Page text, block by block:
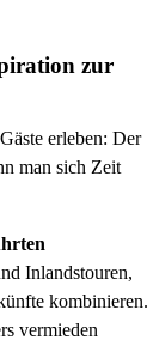
zur
erleben: Der
man sich Zeit
Inlandstouren,
kombinieren.
vermieden